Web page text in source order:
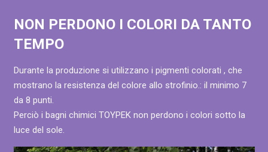
NON PERDONO I COLORI DA TANTO
TEMPO
Durante la produzione si utilizzano i pigmenti colorati , che
mostrano la resistenza del colore allo strofinio.: il minimo 7
da 8 punti.
Perciò i bagni chimici TOYPEK non perdono i colori sotto la
luce del sole.